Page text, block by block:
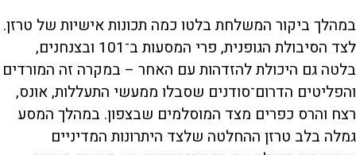
במהלך ביקור המשלחת בלטו כמה תכונות אישיות של טרזן.
לצד הסיבולת הגופנית, פרי המסעות ב־101 ובצנחנים,
בלטה גם היכולת להזדהות עם האחר – במקרה זה המורדים
והפליטים הדרום־סודנים שסבלו ממעשי התעללות, אונס,
רצח והרס כפרים מצד המוסלמים שבצפון. במהלך המסע
גמלה בלב טרזן ההחלטה שלצד היתרונות המדיניים